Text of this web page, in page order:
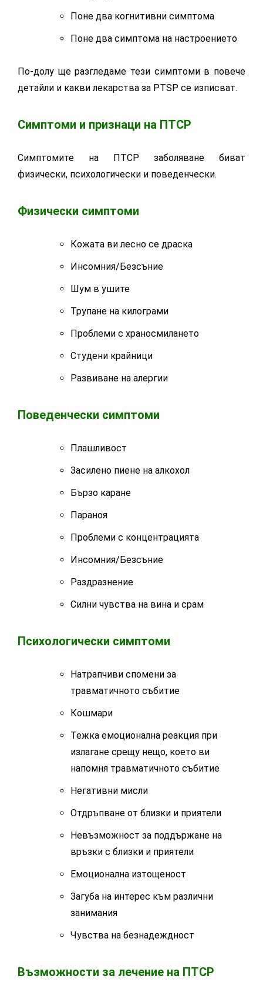
Поне два когнитивни симптома
Поне два симптома на настроението
По-долу ще разгледаме тези симптоми в повече
детайли и какви лекарства за PTSP се изписват.
Симптоми и признаци на ПТСР
Симптомите на ПТСР заболяване биват
физически, психологически и поведенчески.
Физически симптоми
Кожата ви лесно се драска
Инсомния/Безсъние
Шум в ушите
Трупане на килограми
Проблеми с храносмилането
Студени крайници
Развиване на алергии
Поведенчески симптоми
Плашливост
Засилено пиене на алкохол
Бързо каране
Параноя
Проблеми с концентрацията
Инсомния/Безсъние
Раздразнение
Силни чувства на вина и срам
Психологически симптоми
Натрапчиви спомени за
травматичното събитие
Кошмари
Тежка емоционална реакция при
излагане срещу нещо, което ви
напомня травматичното събитие
Негативни мисли
Отдръпване от близки и приятели
Невъзможност за поддържане на
връзки с близки и приятели
Емоционална изтощеност
Загуба на интерес към различни
занимания
Чувства на безнадеждност
Възможности за лечение на ПТСР